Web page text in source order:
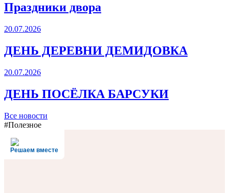
Праздники двора
20.07.2026
ДЕНЬ ДЕРЕВНИ ДЕМИДОВКА
20.07.2026
ДЕНЬ ПОСЁЛКА БАРСУКИ
Все новости
#Полезное
Решаем вместе